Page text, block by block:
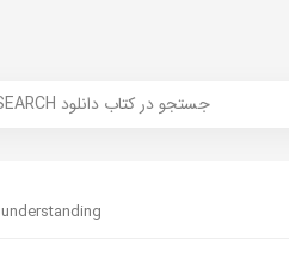
SEARCH جستجو در کتاب دانلود